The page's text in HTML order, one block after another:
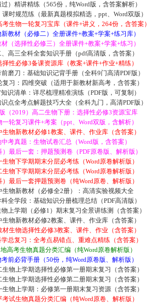
）精讲精练（565份，纯Word版，含答案解析）
时规范练（最新真题模拟精选，ppt、Word双版）
生物一轮复习宝库（课件+讲义，264份，含答案）
教材（必修二）全册课件+教案+学案+练习库）
（选择性必修三）全册课件+教案+学案+练习）
高三全科全套知识手册（pdf高清版，含答案）
性必修3备课资源库（教案+课件+作业+精练）
磨刀：基础知识记背手册（全科9门高清PDF版）
习：四维突破（适用于新教材新高考，含答案）
识清单：详尽梳理精准演练（PDF版，可复制）
点全考点解题技巧大全（全科九门，高清PDF版）
（2019）高二生物下册：选择性必修3资源宝库
轮复习课件+考案（ppt、Word双版，含解析）
物新教材必修1教案、课件、作业库（含答案）
考真题：生物试卷汇总（Word版，含答案）
最后一套：押题预测卷（PDF原卷版、解析版）
物下学期期末分层必考练（Word原卷解析版）
物下学期期末分层必考练（Word原卷解析版）
最后一套押题预测卷（纯Word原卷、解析版）
生物新教材（必修全2册）：高清实验视频大全
全学段：基础知识分册梳理总结（PDF高清版）
上学期（必修1）期末复习全景讲练测（含答案）
物新教材必修2教案、课件、作业库（含答案）
生物选择性必修3教案、课件、作业（含答案）
总复习：全考点易错点、重难点精练（含答案）
高考生物真题分类汇编（纯Word原卷解析版）
前必背手册（50份，纯Word原卷版、解析版）
物上学期选择性必修第一册期末复习（含答案）
物上学期选择性必修第二册期末复习（含答案）
物上学期：必修第一册期末复习资源（含答案）
试生物真题分类汇编（纯Word原卷、解析版）